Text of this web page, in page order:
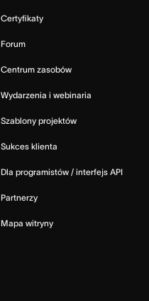
Certyfikaty
Forum
Centrum zasobów
Wydarzenia i webinaria
Szablony projektów
Sukces klienta
Dla programistów / interfejs API
Partnerzy
Mapa witryny